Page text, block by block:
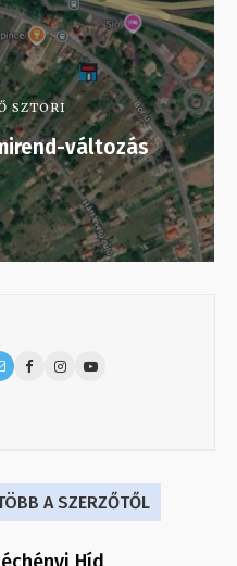
SZTORI
változás
A SZERZŐTŐL